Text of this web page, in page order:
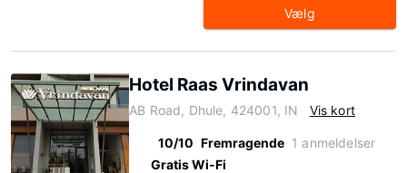
Vælg
Hotel Raas Vrindavan
AB Road, Dhule, 424001, IN Vis kort
10/10 Fremragende 1 anmeldelser
Gratis Wi-Fi